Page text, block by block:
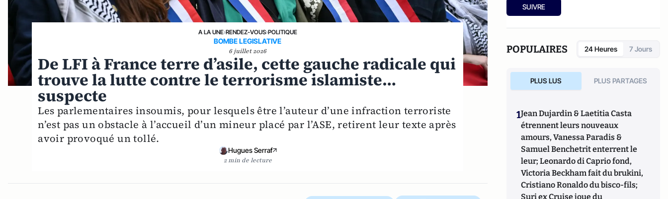
A LA UNE›RENDEZ-VOUS›POLITIQUE
BOMBE LEGISLATIVE
6 juillet 2026
De LFI à France terre d’asile, cette gauche radicale qui
trouve la lutte contre le terrorisme islamiste…
suspecte
Les parlementaires insoumis, pour lesquels être l’auteur d’une infraction terroriste
n’est pas un obstacle à l’accueil d’un mineur placé par l’ASE, retirent leur texte après
avoir provoqué un tollé.
Hugues Serraf
2 min de lecture
SUIVRE
POPULAIRES 24 Heures 7 Jours
PLUS LUS PLUS PARTAGES
1Jean Dujardin & Laetitia Casta
étrennent leurs nouveaux
amours, Vanessa Paradis &
Samuel Benchetrit enterrent le
leur; Leonardo di Caprio fond,
Victoria Beckham fait du brukini,
Cristiano Ronaldo du bisco-fils;
Suri ex Cruise joue du